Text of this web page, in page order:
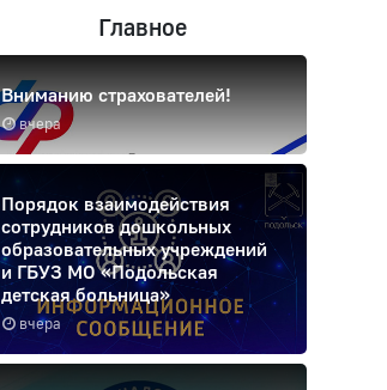
Главное
вчера
Вниманию страхователей!
вчера
Порядок взаимодействия
сотрудников дошкольных
образовательных учреждений
и ГБУЗ МО «Подольская
детская больница»